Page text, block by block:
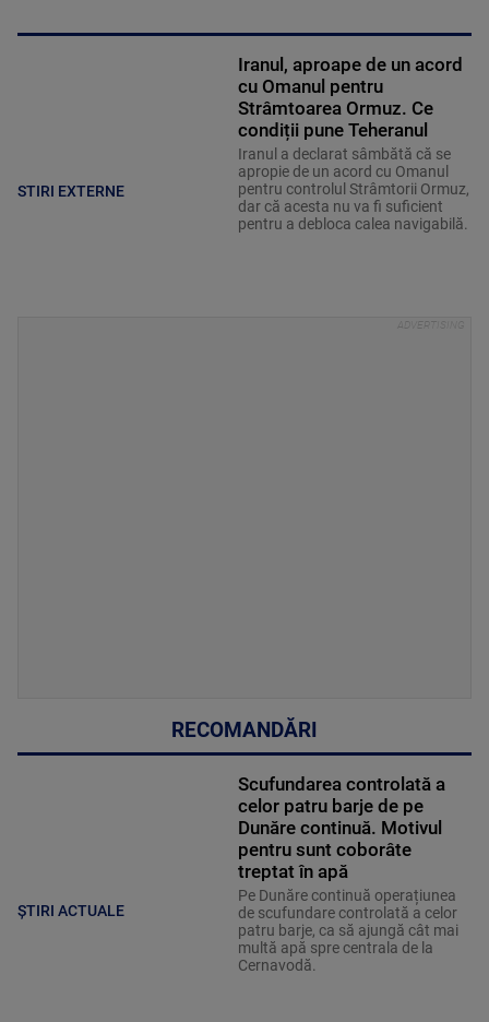
STIRI EXTERNE
Iranul, aproape de un acord
cu Omanul pentru
Strâmtoarea Ormuz. Ce
condiții pune Teheranul
Iranul a declarat sâmbătă că se
apropie de un acord cu Omanul
pentru controlul Strâmtorii Ormuz,
dar că acesta nu va fi suficient
pentru a debloca calea navigabilă.
RECOMANDĂRI
ȘTIRI ACTUALE
Scufundarea controlată a
celor patru barje de pe
Dunăre continuă. Motivul
pentru sunt coborâte
treptat în apă
Pe Dunăre continuă operațiunea
de scufundare controlată a celor
patru barje, ca să ajungă cât mai
multă apă spre centrala de la
Cernavodă.